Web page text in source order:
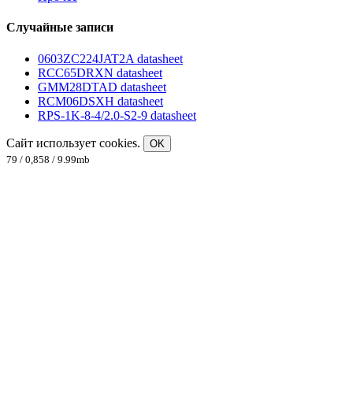
Случайные записи
0603ZC224JAT2A datasheet
RCC65DRXN datasheet
GMM28DTAD datasheet
RCM06DSXH datasheet
RPS-1K-8-4/2.0-S2-9 datasheet
Сайт использует cookies.
OK
79 / 0,858 / 9.99mb